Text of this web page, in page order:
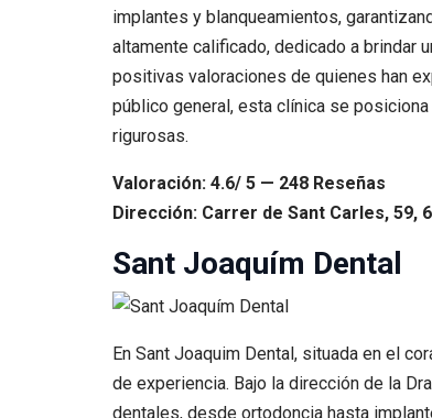
implantes y blanqueamientos,
altamente calificado, dedicado a brindar
positivas valoraciones de quienes han
público general, esta clínica se
rigurosas.
Valoración: 4.6/ 5 — 248 Reseñas
Dirección: Carrer de Sant Carles, 59,
Sant Joaquím Dental
En Sant Joaquim Dental, situada en el
de experiencia. Bajo la dirección de la
dentales, desde ortodoncia hasta